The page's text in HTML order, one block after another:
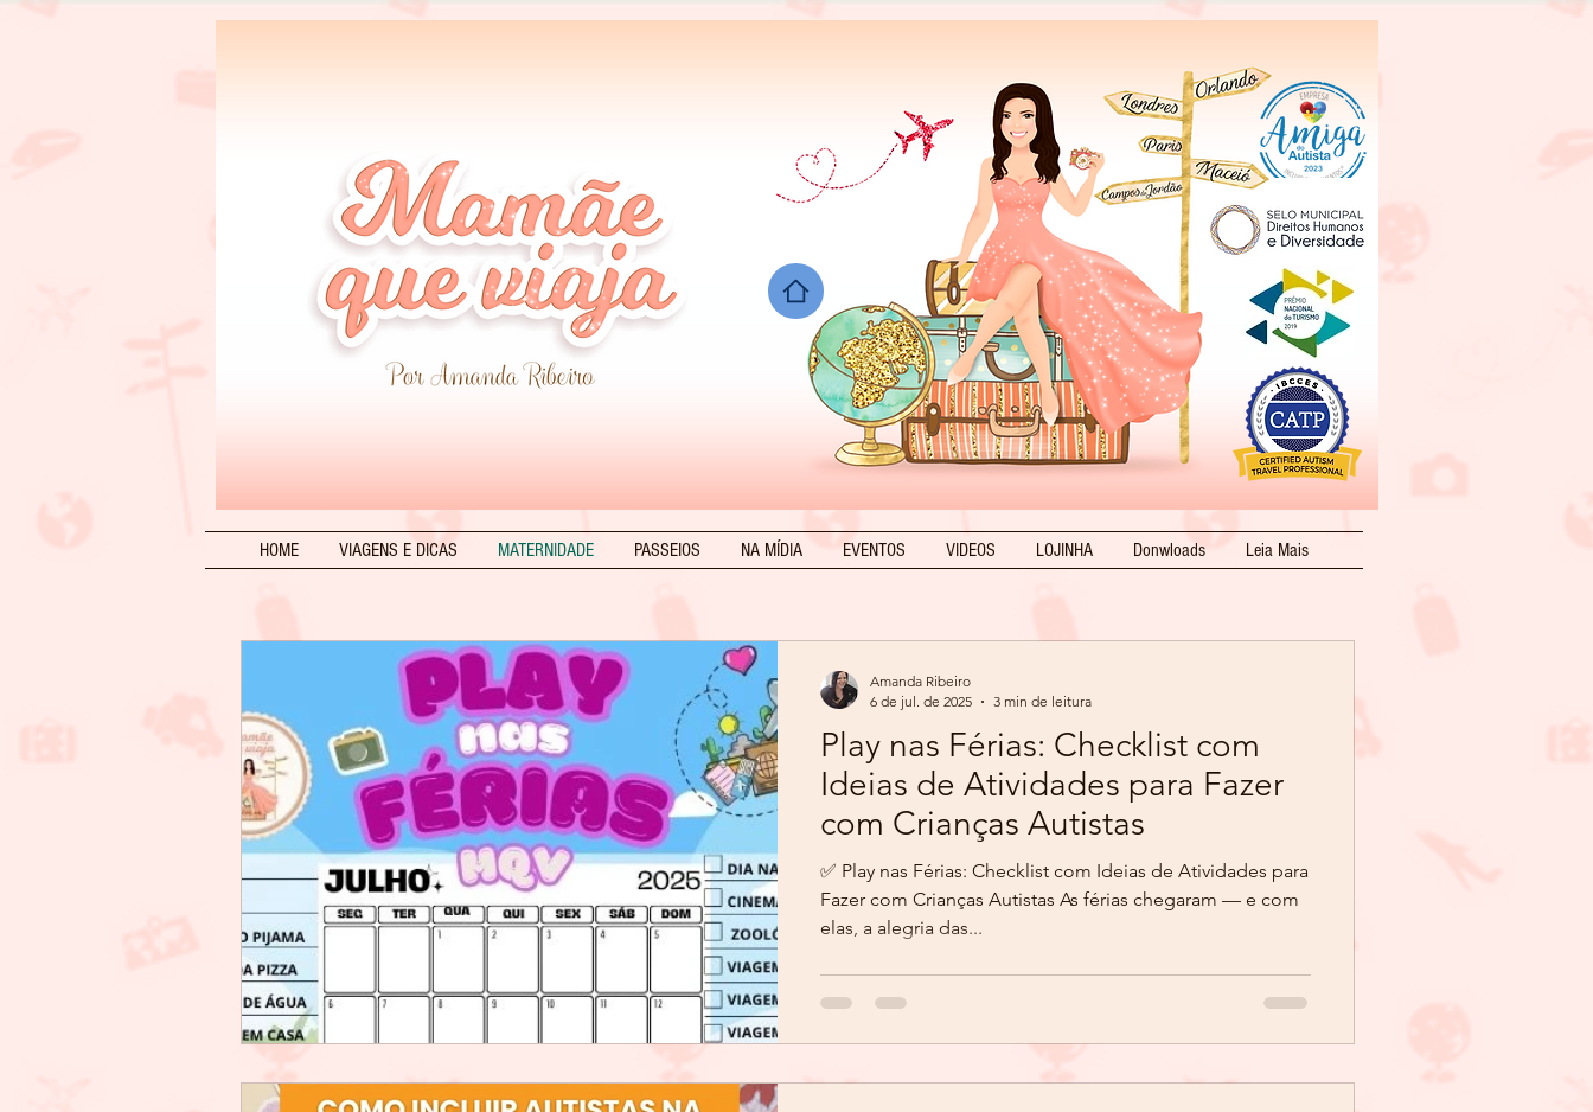
HOME VIAGENS E DICAS MATERNIDADE PASSEIOS NA MÍDIA EVENTOS VIDEOS LOJINHA Donwloads Leia Mais
Play nas Férias: Checklist com
Ideias de Atividades para Fazer
com Crianças Autistas
✅ Play nas Férias: Checklist com Ideias de Atividades para
Fazer com Crianças Autistas As férias chegaram — e com
elas, a alegria das...
Amanda Ribeiro
6 de jul. de 2025
3 min de leitura